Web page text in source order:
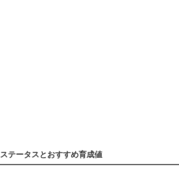
ステータスとおすすめ育成値